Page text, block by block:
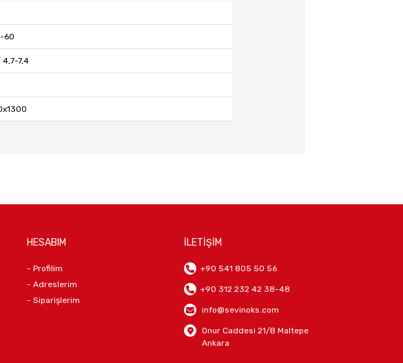
60
7,4
HESABIM
- Profilim
- Adreslerim
- Siparişlerim
İLETİŞİM
+90 541 805 50 56
+90 312 232 42 38-48
info@sevinoks.com
Onur Caddesi 21/B Maltepe
Ankara